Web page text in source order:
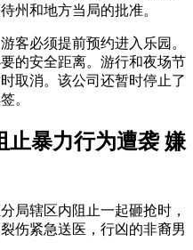
州和地方当局的批准。
客必须提前预约进入乐园。
的安全距离。游行和夜场节
取消。该公司还暂时停止了
。
止暴力行为遭袭 嫌
局辖区内阻止一起砸抢时，
伤紧急送医，行凶的非裔男